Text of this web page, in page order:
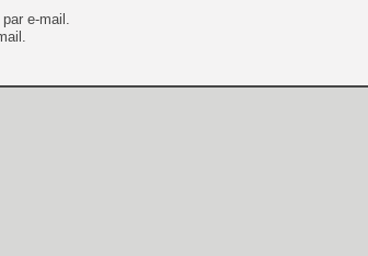
[LS] [Switch] NSZ 5.0.0
[GK] No More Room in
e-mail.